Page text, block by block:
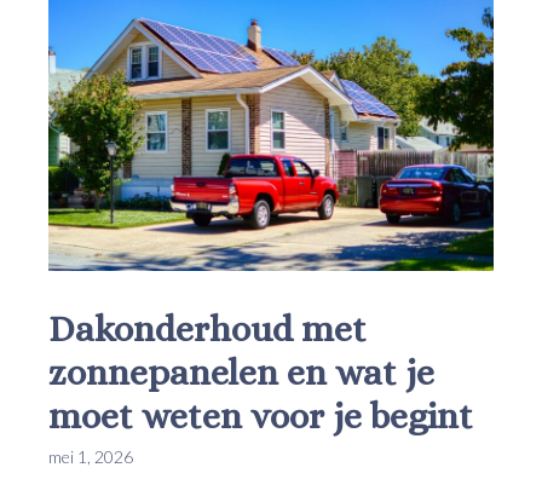
Dakonderhoud met
zonnepanelen en wat je
moet weten voor je begint
mei 1, 2026